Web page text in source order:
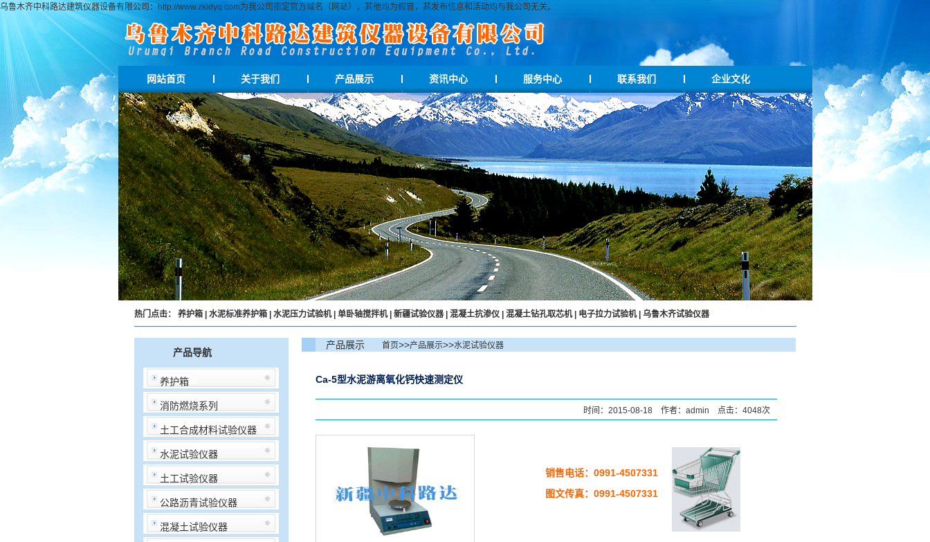
乌鲁木齐中科路达建筑仪器设备有限公司：http://www.zkldyq.com为我公司指定官方域名（网站），其他均为假冒，其发布信息和活动均与我公司无关。
网站首页 关于我们 产品展示 资讯中心 服务中心 联系我们 企业文化
热门点击： 养护箱| 水泥标准养护箱| 水泥压力试验机| 单卧轴搅拌机| 新疆试验仪器| 混凝土抗渗仪| 混凝土钻孔取芯机| 电子拉力试验机| 乌鲁木齐试验仪器
产品导航
养护箱
消防燃烧系列
土工合成材料试验仪器
水泥试验仪器
土工试验仪器
公路沥青试验仪器
混凝土试验仪器
产品展示 首页>>产品展示>>水泥试验仪器
Ca-5型水泥游离氧化钙快速测定仪
时间：2015-08-18 作者：admin 点击：4048次
销售电话：0991-4507331
图文传真：0991-4507331